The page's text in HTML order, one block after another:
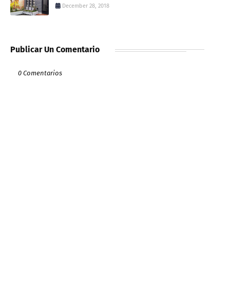
December 28, 2018
Publicar Un Comentario
0 Comentarios